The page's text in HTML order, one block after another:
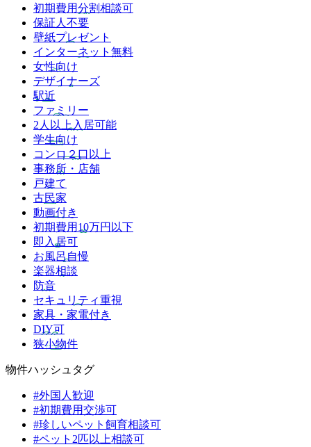
初期費用分割相談可
保証人不要
壁紙プレゼント
インターネット無料
女性向け
デザイナーズ
駅近
ファミリー
2人以上入居可能
学生向け
コンロ２口以上
事務所・店舗
戸建て
古民家
動画付き
初期費用10万円以下
即入居可
お風呂自慢
楽器相談
防音
セキュリティ重視
家具・家電付き
DIY可
狭小物件
物件ハッシュタグ
#外国人歓迎
#初期費用交渉可
#珍しいペット飼育相談可
#ペット2匹以上相談可